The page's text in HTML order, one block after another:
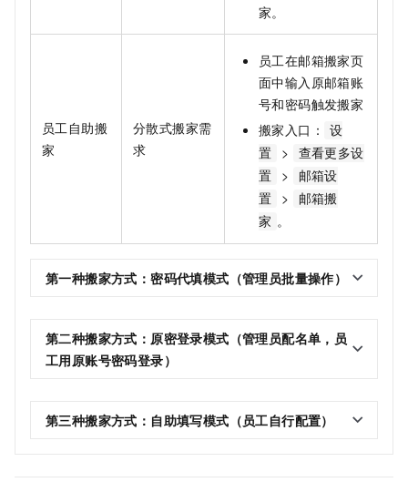
家。
员工自助搬
家
分散式搬家需
求
员工在邮箱搬家页
面中输入原邮箱账
号和密码触发搬家
搬家入口：
设
置
>
查看更多设
置
>
邮箱设
置
>
邮箱搬
家 。
第一种搬家方式：密码代填模式（管理员批量操作）
第二种搬家方式：原密登录模式（管理员配名单，员
工用原账号密码登录）
第三种搬家方式：自助填写模式（员工自行配置）